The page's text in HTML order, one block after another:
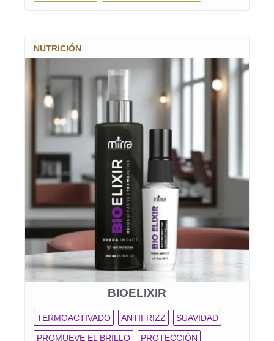
NUTRICIÓN
BIOELIXIR
TERMOACTIVADO ANTIFRIZZ SUAVIDAD
PROMUEVE EL BRILLO PROTECCIÓN